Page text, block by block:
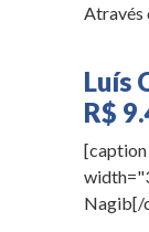
Através
Luís
R$
Nagib[/